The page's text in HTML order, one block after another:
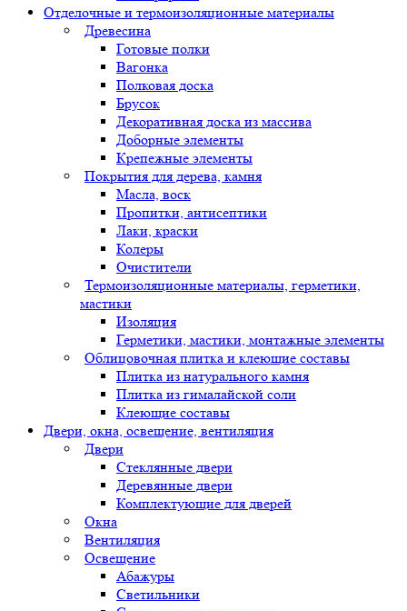
Отделочные и термоизоляционные материалы
Древесина
Готовые полки
Вагонка
Полковая доска
Брусок
Декоративная доска из массива
Доборные элементы
Крепежные элементы
Покрытия для дерева, камня
Масла, воск
Пропитки, антисептики
Лаки, краски
Колеры
Очистители
Термоизоляционные материалы, герметики,
мастики
Изоляция
Герметики, мастики, монтажные элементы
Облицовочная плитка и клеющие составы
Плитка из натурального камня
Плитка из гималайской соли
Клеющие составы
Двери, окна, освещение, вентиляция
Двери
Стеклянные двери
Деревянные двери
Комплектующие для дверей
Окна
Вентиляция
Освещение
Абажуры
Светильники